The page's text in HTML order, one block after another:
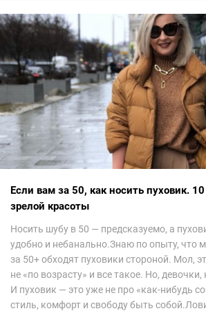
невероятно красиво.Все стереотипы,
арабских дизайнеров, рассеялись как
сегодня сложно увидеть на других
мод.Самое интересное сейчас покажу ?
Если вам за 50, как носить пуховик.
зрелой красоты
Носить шубу в 50 — предсказуемо, а
удобно и небанально.Знаю по опыту, что
за 50+ обходят пуховики стороной. Мол,
не «по возрасту» и все такое. Но,
И пуховик — это уже не про «как-нибудь
стиль, комфорт и свободу быть